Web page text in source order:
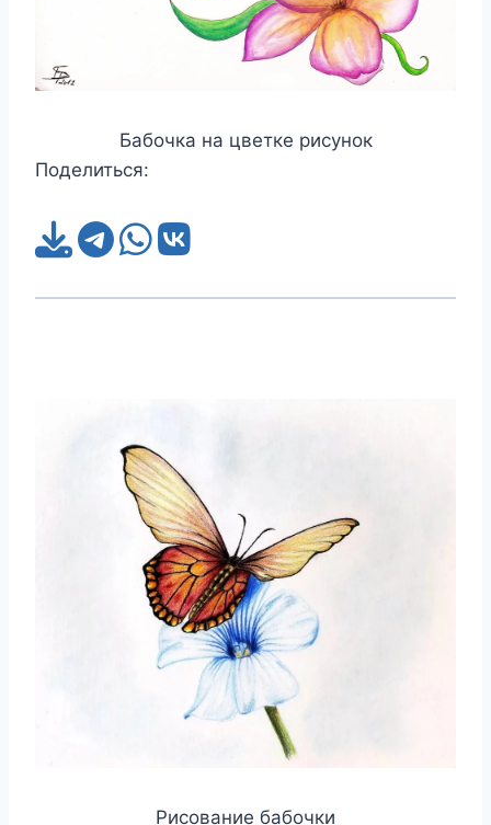
Бабочка на цветке рисунок
Поделиться:
Рисование бабочки